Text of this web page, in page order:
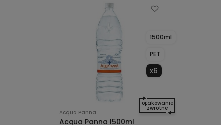
Acqua Panna
Acqua Panna 1500ml
1500ml
PET
x6
opakowanie
zwrotne